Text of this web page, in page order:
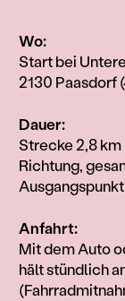
Wo:
Start bei
2130 Paasdorf
Dauer:
Strecke 2,8 km
Richtung,
Anfahrt:
Mit dem Auto
hält stündlich